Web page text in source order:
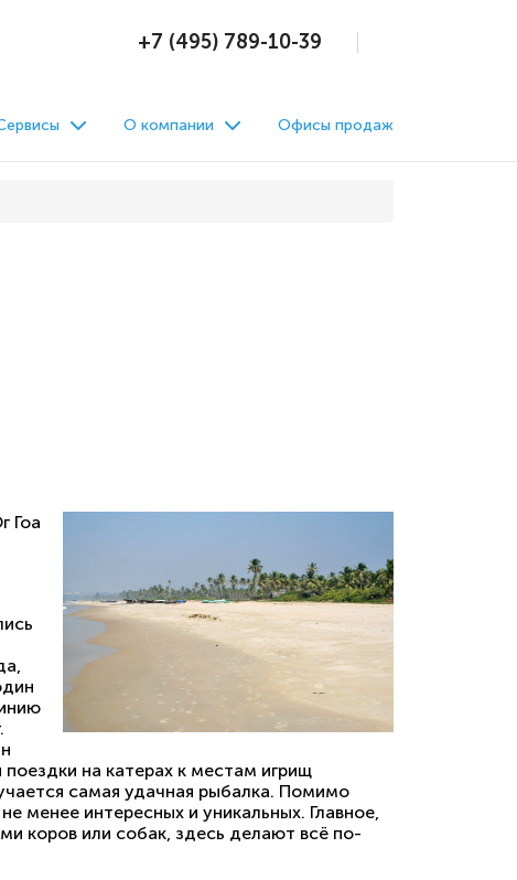
+7 (495) 789-10-39
О компании Офисы продаж
Гоа
на катерах к местам игрищ
самая удачная рыбалка. Помимо
менее интересных и уникальных. Главное,
коров или собак, здесь делают всё по-